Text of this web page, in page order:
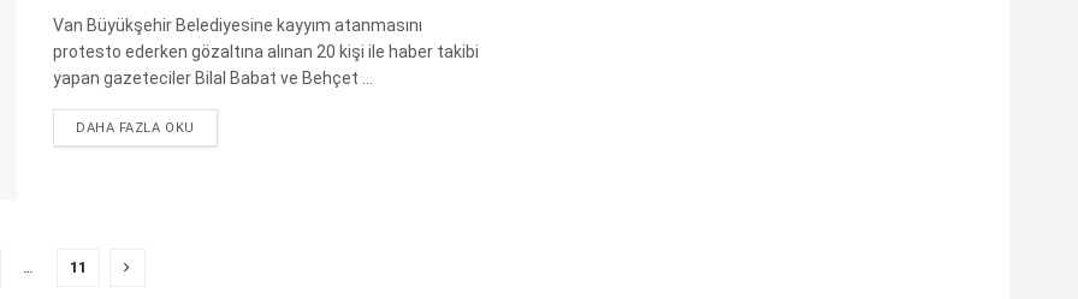
Van Büyükşehir Belediyesine kayyım atanmasını
protesto ederken gözaltına alınan 20 kişi ile haber takibi
yapan gazeteciler Bilal Babat ve Behçet ...
DAHA FAZLA OKU
11